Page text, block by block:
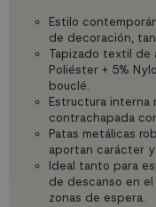
Estilo
de decoración,
Tapizado textil de
Poliéster + 5%
bouclé.
Estructura interna
contrachapada
Patas metálicas
aportan carácter
Ideal tanto para
de descanso en
zonas de espera.